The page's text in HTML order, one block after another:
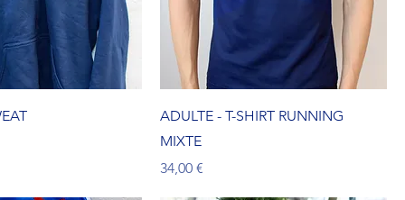
ADULTE - T-SHIRT RUNNING
MIXTE
Prix
34,00 €